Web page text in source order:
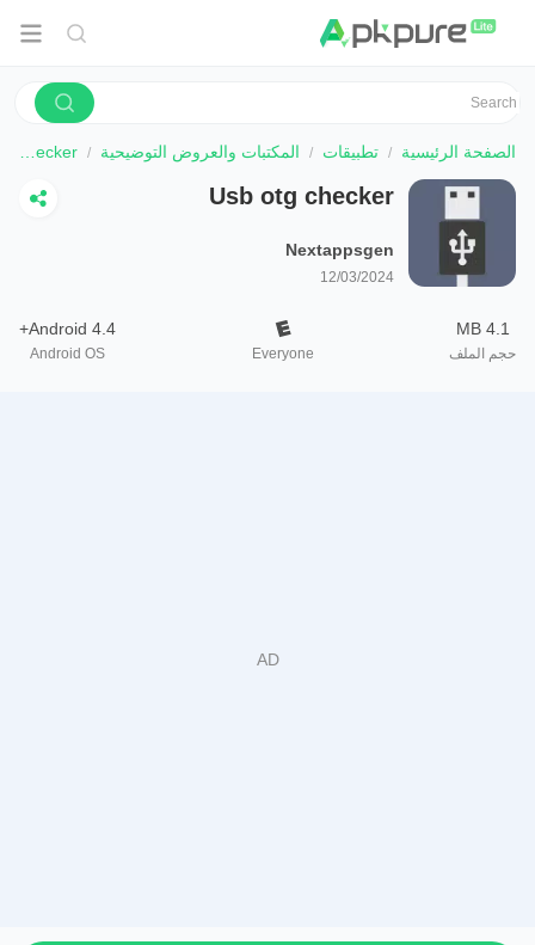
الصفحة الرئيسية تطبيقات المكتبات والعروض التوضيحية Usb otg checker
Usb otg checker
Nextappsgen
12/03/2024
4.1 MB
حجم الملف Everyone
Android 4.4+
Android OS